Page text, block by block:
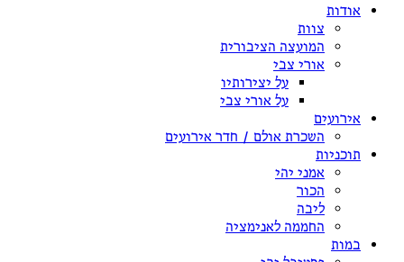
אודות
צוות
המועצה הציבורית
אורי צבי
על יצירותיו
על אורי צבי
אירועים
השכרת אולם / חדר אירועים
תוכניות
אמני יהי
הכור
ליבה
החממה לאנימציה
במות